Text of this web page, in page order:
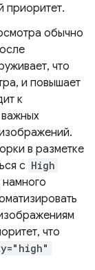
приоритет.
обычно
что
и повышает
к
важных
в разметке
с High
намного
что